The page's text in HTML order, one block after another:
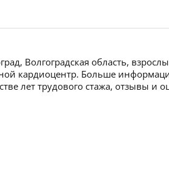
Волгоградская область,
кардиоцентр. Больше
лет трудового стажа, отзывы и